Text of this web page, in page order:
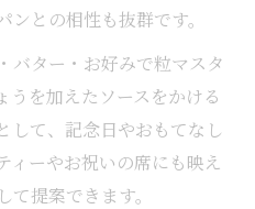
との相性も抜群です。
バター・お好みで粒マスタ
うを加えたソースをかける
して、記念日やおもてなし
ィーやお祝いの席にも映え
提案できます。